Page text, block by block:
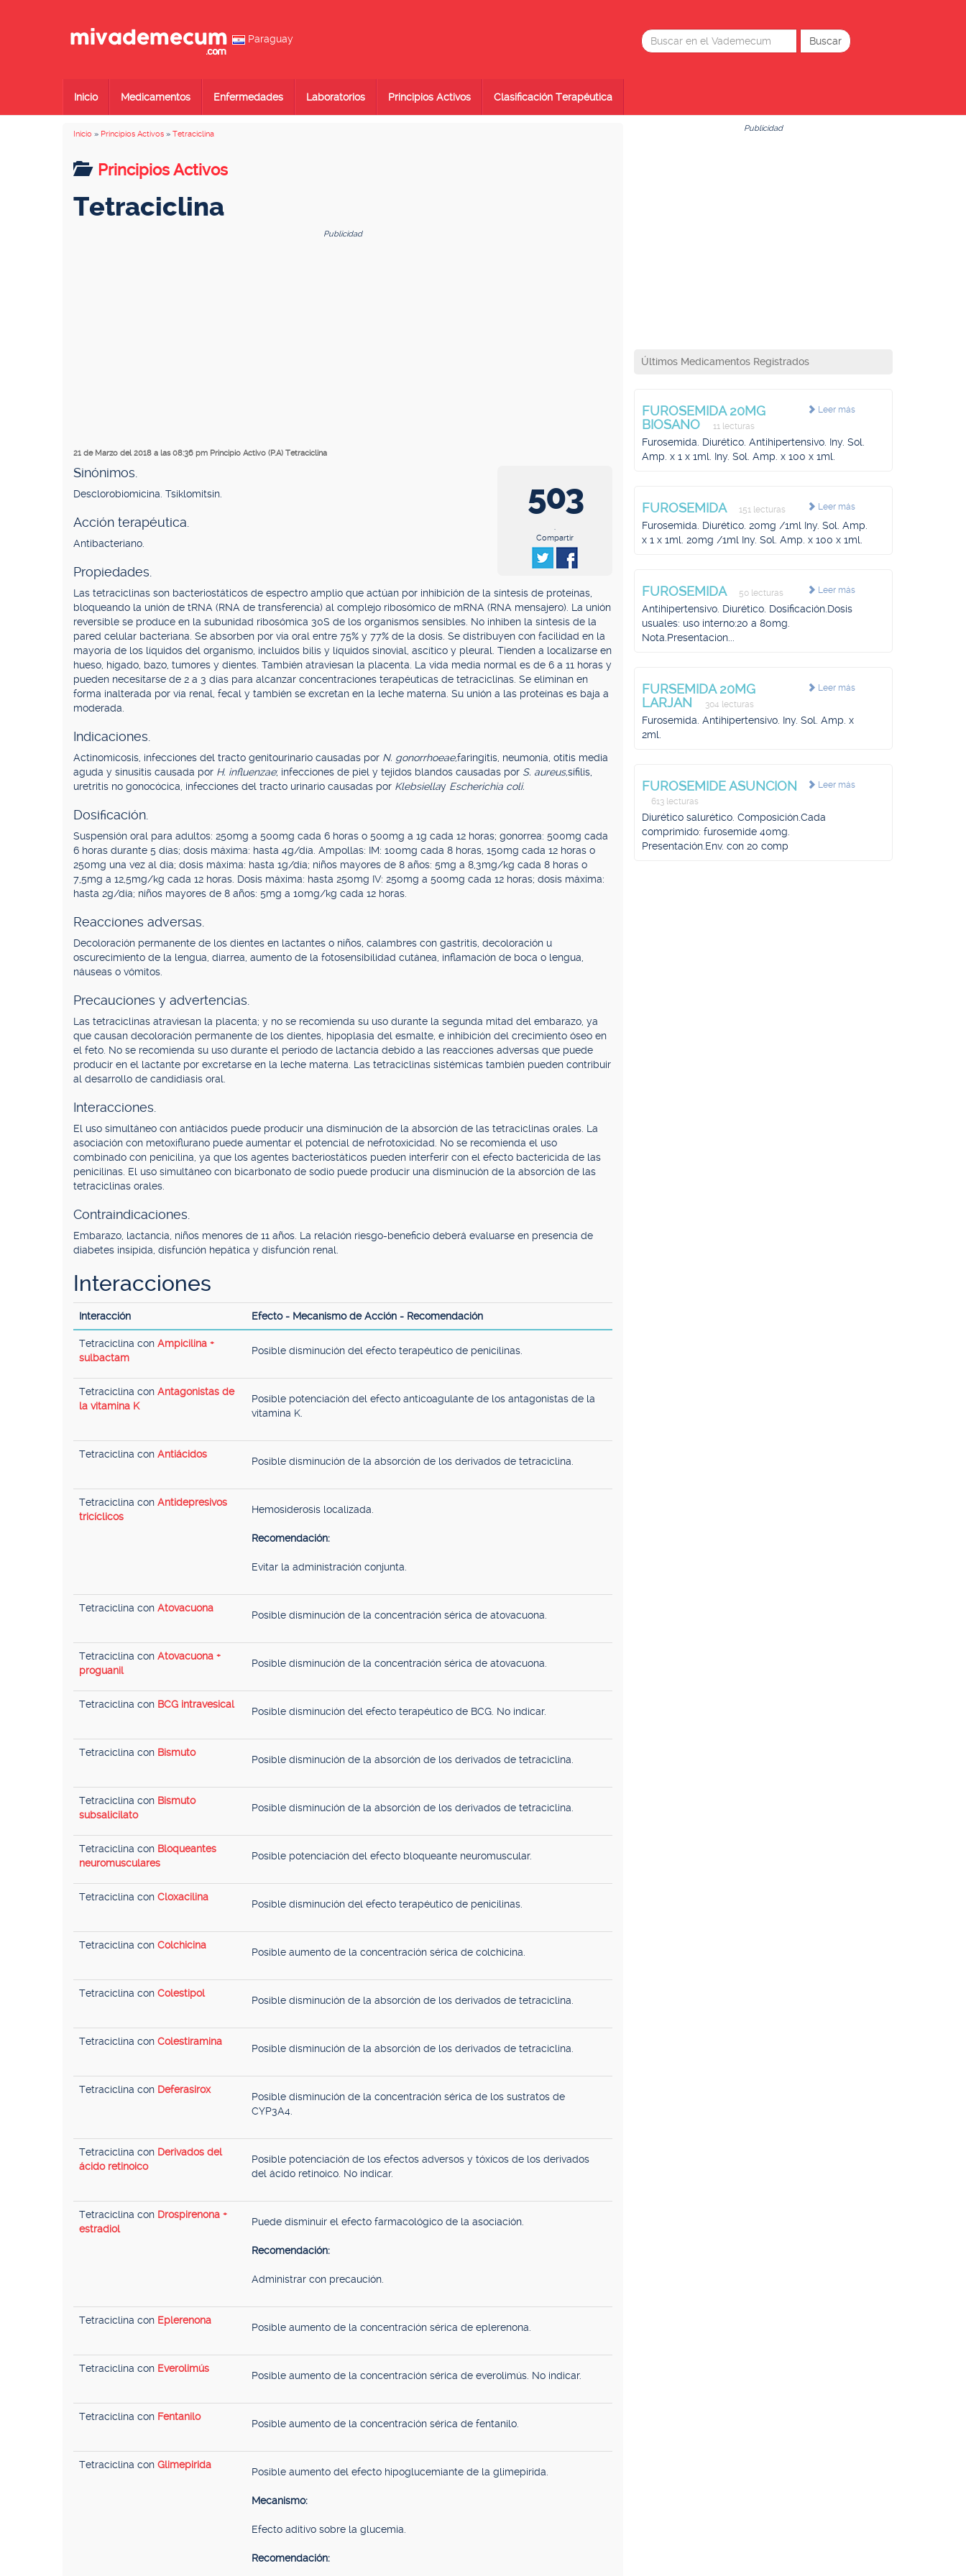
Paraguay
Inicio Medicamentos Enfermedades Laboratorios Principios Activos Clasificación Terapéutica
Inicio » Principios Activos » Tetraciclina
Principios Activos
Tetraciclina
Publicidad
21 de Marzo del 2018 a las 08:36 pm Principio Activo (P.A) Tetraciclina
503
.
Compartir
Sinónimos.
Desclorobiomicina. Tsiklomitsin.
Acción terapéutica.
Antibacteriano.
Propiedades.
Las tetraciclinas son bacteriostáticos de espectro amplio que actúan por inhibición de la síntesis de proteínas,
bloqueando la unión de tRNA (RNA de transferencia) al complejo ribosómico de mRNA (RNA mensajero). La unión
reversible se produce en la subunidad ribosómica 30S de los organismos sensibles. No inhiben la síntesis de la
pared celular bacteriana. Se absorben por vía oral entre 75% y 77% de la dosis. Se distribuyen con facilidad en la
mayoría de los líquidos del organismo, incluidos bilis y líquidos sinovial, ascítico y pleural. Tienden a localizarse en
hueso, hígado, bazo, tumores y dientes. También atraviesan la placenta. La vida media normal es de 6 a 11 horas y
pueden necesitarse de 2 a 3 días para alcanzar concentraciones terapéuticas de tetraciclinas. Se eliminan en
forma inalterada por vía renal, fecal y también se excretan en la leche materna. Su unión a las proteínas es baja a
moderada.
Indicaciones.
Actinomicosis, infecciones del tracto genitourinario causadas por N. gonorrhoeae,faringitis, neumonía, otitis media
aguda y sinusitis causada por H. influenzae; infecciones de piel y tejidos blandos causadas por S. aureus,sífilis,
uretritis no gonocócica, infecciones del tracto urinario causadas por Klebsiellay Escherichia coli.
Dosificación.
Suspensión oral para adultos: 250mg a 500mg cada 6 horas o 500mg a 1g cada 12 horas; gonorrea: 500mg cada
6 horas durante 5 días; dosis máxima: hasta 4g/día. Ampollas: IM: 100mg cada 8 horas, 150mg cada 12 horas o
250mg una vez al día; dosis máxima: hasta 1g/día; niños mayores de 8 años: 5mg a 8,3mg/kg cada 8 horas o
7,5mg a 12,5mg/kg cada 12 horas. Dosis máxima: hasta 250mg IV: 250mg a 500mg cada 12 horas; dosis máxima:
hasta 2g/día; niños mayores de 8 años: 5mg a 10mg/kg cada 12 horas.
Reacciones adversas.
Decoloración permanente de los dientes en lactantes o niños, calambres con gastritis, decoloración u
oscurecimiento de la lengua, diarrea, aumento de la fotosensibilidad cutánea, inflamación de boca o lengua,
náuseas o vómitos.
Precauciones y advertencias.
Las tetraciclinas atraviesan la placenta; y no se recomienda su uso durante la segunda mitad del embarazo, ya
que causan decoloración permanente de los dientes, hipoplasia del esmalte, e inhibición del crecimiento óseo en
el feto. No se recomienda su uso durante el período de lactancia debido a las reacciones adversas que puede
producir en el lactante por excretarse en la leche materna. Las tetraciclinas sistémicas también pueden contribuir
al desarrollo de candidiasis oral.
Interacciones.
El uso simultáneo con antiácidos puede producir una disminución de la absorción de las tetraciclinas orales. La
asociación con metoxiflurano puede aumentar el potencial de nefrotoxicidad. No se recomienda el uso
combinado con penicilina, ya que los agentes bacteriostáticos pueden interferir con el efecto bactericida de las
penicilinas. El uso simultáneo con bicarbonato de sodio puede producir una disminución de la absorción de las
tetraciclinas orales.
Contraindicaciones.
Embarazo, lactancia, niños menores de 11 años. La relación riesgo-beneficio deberá evaluarse en presencia de
diabetes insípida, disfunción hepática y disfunción renal.
Interacciones
Interacción Efecto - Mecanismo de Acción - Recomendación
Tetraciclina con Ampicilina +
sulbactam
Posible disminución del efecto terapéutico de penicilinas.
Tetraciclina con Antagonistas de
la vitamina K
Posible potenciación del efecto anticoagulante de los antagonistas de la
vitamina K.
Tetraciclina con Antiácidos
Posible disminución de la absorción de los derivados de tetraciclina.
Tetraciclina con Antidepresivos
tricíclicos
Hemosiderosis localizada.
Recomendación:
Evitar la administración conjunta.
Tetraciclina con Atovacuona
Posible disminución de la concentración sérica de atovacuona.
Tetraciclina con Atovacuona +
proguanil
Posible disminución de la concentración sérica de atovacuona.
Tetraciclina con BCG intravesical
Posible disminución del efecto terapéutico de BCG. No indicar.
Tetraciclina con Bismuto
Posible disminución de la absorción de los derivados de tetraciclina.
Tetraciclina con Bismuto
subsalicilato
Posible disminución de la absorción de los derivados de tetraciclina.
Tetraciclina con Bloqueantes
neuromusculares
Posible potenciación del efecto bloqueante neuromuscular.
Tetraciclina con Cloxacilina
Posible disminución del efecto terapéutico de penicilinas.
Tetraciclina con Colchicina
Posible aumento de la concentración sérica de colchicina.
Tetraciclina con Colestipol
Posible disminución de la absorción de los derivados de tetraciclina.
Tetraciclina con Colestiramina
Posible disminución de la absorción de los derivados de tetraciclina.
Tetraciclina con Deferasirox
Posible disminución de la concentración sérica de los sustratos de
CYP3A4.
Tetraciclina con Derivados del
ácido retinoico
Posible potenciación de los efectos adversos y tóxicos de los derivados
del ácido retinoico. No indicar.
Tetraciclina con Drospirenona +
estradiol
Puede disminuir el efecto farmacológico de la asociación.
Recomendación:
Administrar con precaución.
Tetraciclina con Eplerenona
Posible aumento de la concentración sérica de eplerenona.
Tetraciclina con Everolimús
Posible aumento de la concentración sérica de everolimús. No indicar.
Tetraciclina con Fentanilo
Posible aumento de la concentración sérica de fentanilo.
Tetraciclina con Glimepirida
Posible aumento del efecto hipoglucemiante de la glimepirida.
Mecanismo:
Efecto aditivo sobre la glucemia.
Recomendación:
Publicidad
Últimos Medicamentos Registrados
Leer más
FUROSEMIDA 20MG
BIOSANO
11 lecturas
Furosemida. Diurético. Antihipertensivo. Iny. Sol.
Amp. x 1 x 1ml. Iny. Sol. Amp. x 100 x 1ml.
Leer más
FUROSEMIDA 151 lecturas
Furosemida. Diurético. 20mg /1ml Iny. Sol. Amp.
x 1 x 1ml. 20mg /1ml Iny. Sol. Amp. x 100 x 1ml.
Leer más
FUROSEMIDA 50 lecturas
Antihipertensivo. Diurético. Dosificación.Dosis
usuales: uso interno:20 a 80mg.
Nota.Presentacion...
Leer más
FURSEMIDA 20MG
LARJAN
304 lecturas
Furosemida. Antihipertensivo. Iny. Sol. Amp. x
2ml.
Leer más
FUROSEMIDE ASUNCION
613 lecturas
Diurético salurético. Composición.Cada
comprimido: furosemide 40mg.
Presentación.Env. con 20 comp